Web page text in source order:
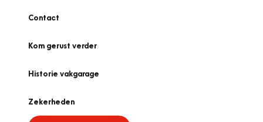
Contact
Kom gerust verder
Historie vakgarage
Zekerheden